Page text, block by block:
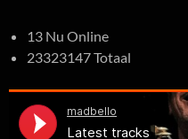
13 Nu Online
23323147 Totaal